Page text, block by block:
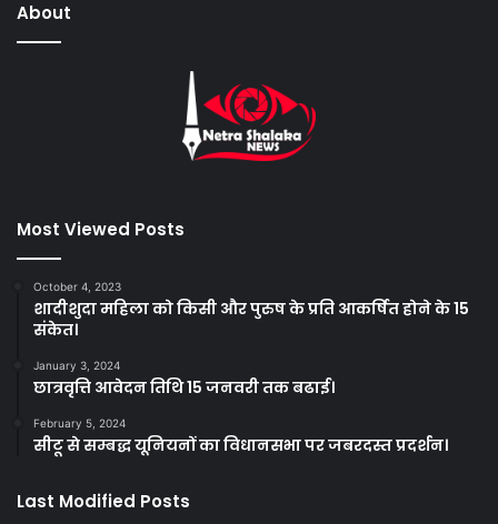
About
Most Viewed Posts
October 4, 2023
शादीशुदा महिला को किसी और पुरुष के प्रति आकर्षित होने के 15
संकेत।
January 3, 2024
छात्रवृत्ति आवेदन तिथि 15 जनवरी तक बढाई।
February 5, 2024
सीटू से सम्बद्ध यूनियनों का विधानसभा पर जबरदस्त प्रदर्शन।
Last Modified Posts